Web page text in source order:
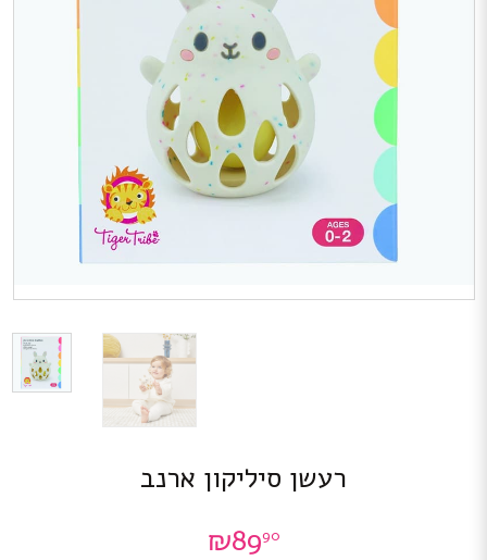
רעשן סיליקון ארנב
₪8990